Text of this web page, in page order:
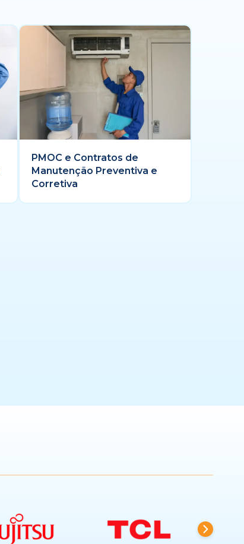
PMOC e Contratos de
Manutenção Preventiva e
Corretiva